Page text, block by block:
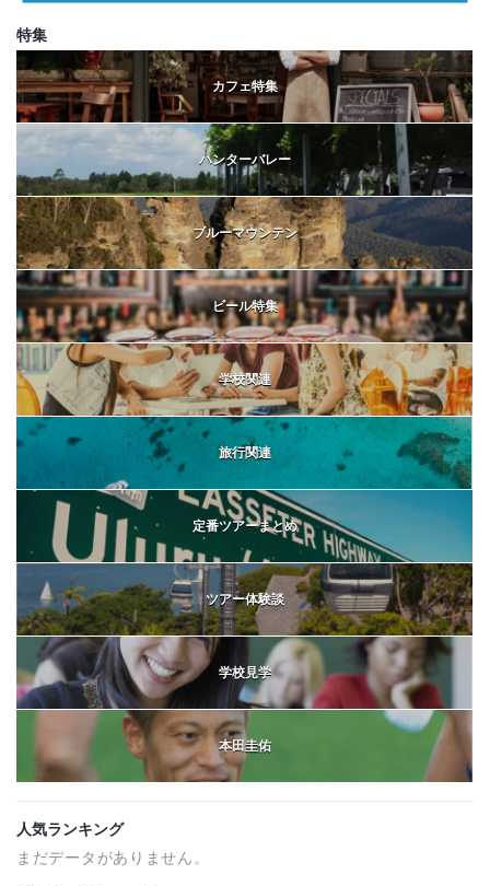
特集
カフェ特集
ハンターバレー
ブルーマウンテン
ビール特集
学校関連
旅行関連
定番ツアーまとめ
ツアー体験談
学校見学
本田圭佑
人気ランキング
まだデータがありません。